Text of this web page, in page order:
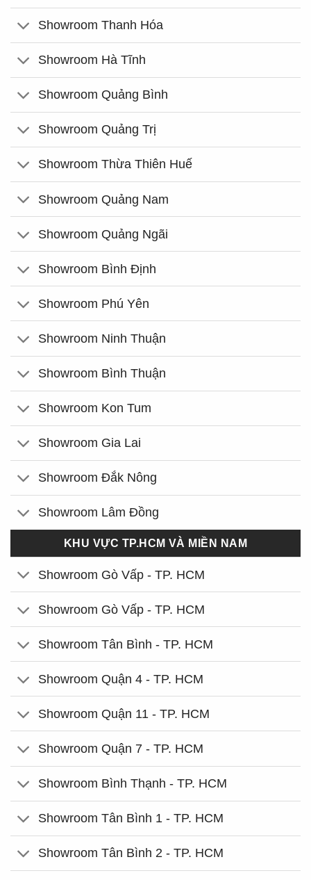
Showroom Thanh Hóa
Showroom Hà Tĩnh
Showroom Quảng Bình
Showroom Quảng Trị
Showroom Thừa Thiên Huế
Showroom Quảng Nam
Showroom Quảng Ngãi
Showroom Bình Định
Showroom Phú Yên
Showroom Ninh Thuận
Showroom Bình Thuận
Showroom Kon Tum
Showroom Gia Lai
Showroom Đắk Nông
Showroom Lâm Đồng
KHU VỰC TP.HCM VÀ MIỀN NAM
Showroom Gò Vấp - TP. HCM
Showroom Gò Vấp - TP. HCM
Showroom Tân Bình - TP. HCM
Showroom Quận 4 - TP. HCM
Showroom Quận 11 - TP. HCM
Showroom Quận 7 - TP. HCM
Showroom Bình Thạnh - TP. HCM
Showroom Tân Bình 1 - TP. HCM
Showroom Tân Bình 2 - TP. HCM